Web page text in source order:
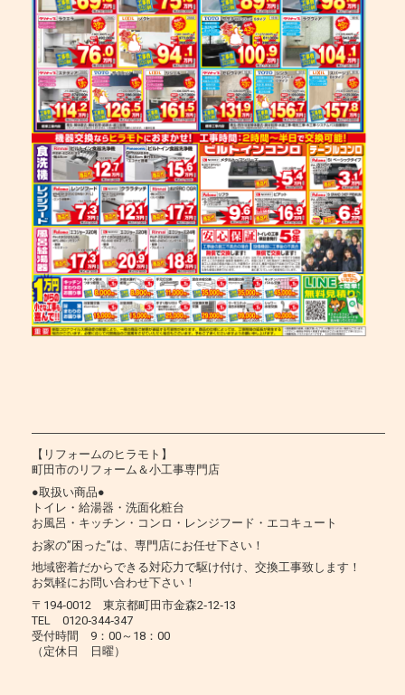
【リフォームのヒラモト】
町田市のリフォーム＆小工事専門店
●取扱い商品●
トイレ・給湯器・洗面化粧台
お風呂・キッチン・コンロ・レンジフード・エコキュート
お家の”困った”は、専門店にお任せ下さい！
地域密着だからできる対応力で駆け付け、交換工事致します！
お気軽にお問い合わせ下さい！
〒194‐0012 東京都町田市金森2‐12‐13
TEL 0120‐344‐347
受付時間 9：00～18：00
（定休日 日曜）